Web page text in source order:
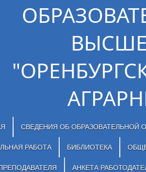
СВЕДЕНИЯ ОБ ОБРАЗОВАТЕЛЬНОЙ
РАБОТА БИБЛИОТЕКА
АНКЕТА